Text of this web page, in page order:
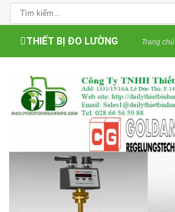
THIẾT BỊ ĐO LƯỜNG Trang chủ